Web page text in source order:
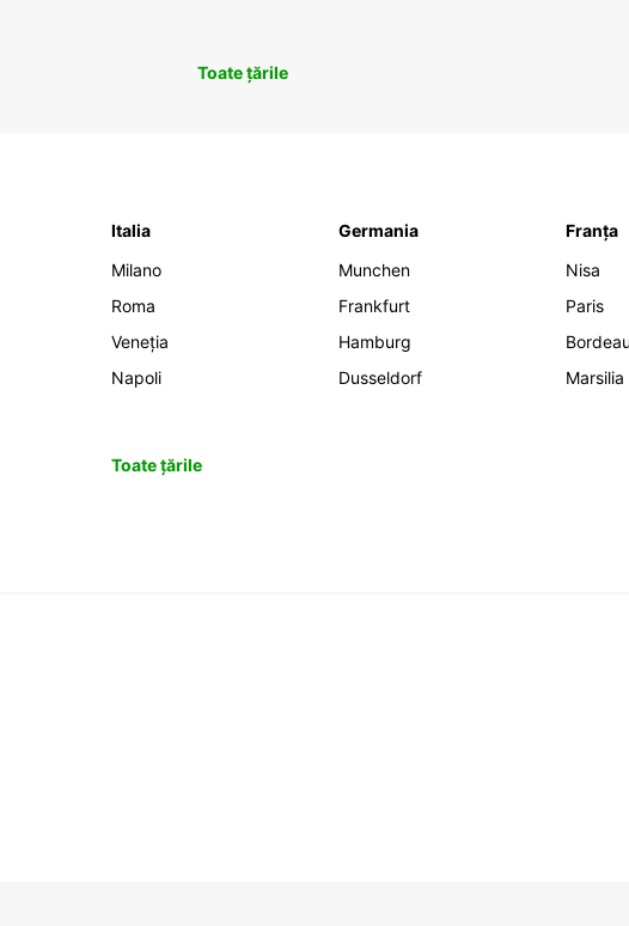
Toate țările
Italia
Milano
Roma
Veneția
Napoli
Germania
Munchen
Frankfurt
Hamburg
Dusseldorf
Franța
Nisa
Paris
Marsilia
Toate țările